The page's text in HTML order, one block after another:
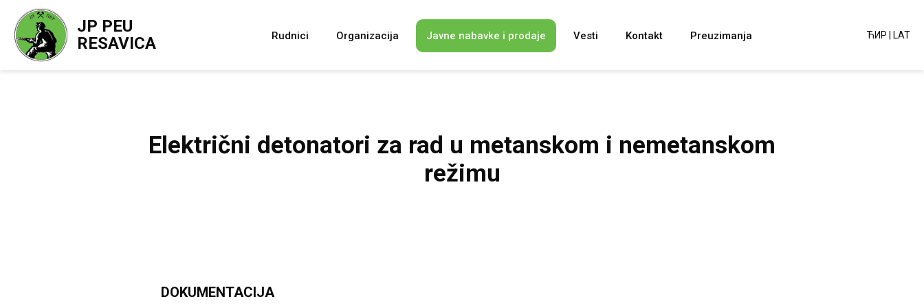
JP PEU
RESAVICA
Rudnici Organizacija Javne nabavke i prodaje Vesti Kontakt Preuzimanja ЋИР LAT
Električni detonatori za rad u metanskom i nemetanskom
režimu
DOKUMENTACIJA